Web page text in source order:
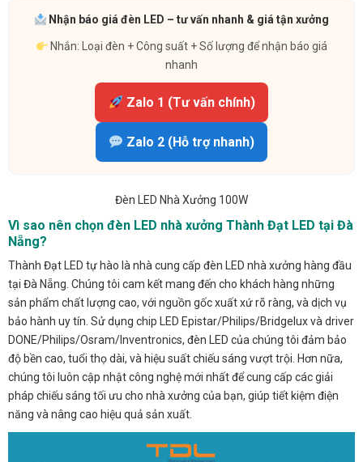
Nhận báo giá đèn LED – tư vấn nhanh & giá tận xưởng
Nhắn: Loại đèn + Công suất + Số lượng để nhận báo giá
nhanh
Zalo 1 (Tư vấn chính)
Zalo 2 (Hỗ trợ nhanh)
Đèn LED Nhà Xưởng 100W
Vì sao nên chọn đèn LED nhà xưởng Thành Đạt LED tại Đà
Nẵng?
Thành Đạt LED tự hào là nhà cung cấp đèn LED nhà xưởng hàng đầu
tại Đà Nẵng. Chúng tôi cam kết mang đến cho khách hàng những
sản phẩm chất lượng cao, với nguồn gốc xuất xứ rõ ràng, và dịch vụ
bảo hành uy tín. Sử dụng chip LED Epistar/Philips/Bridgelux và driver
DONE/Philips/Osram/Inventronics, đèn LED của chúng tôi đảm bảo
độ bền cao, tuổi thọ dài, và hiệu suất chiếu sáng vượt trội. Hơn nữa,
chúng tôi luôn cập nhật công nghệ mới nhất để cung cấp các giải
pháp chiếu sáng tối ưu cho nhà xưởng của bạn, giúp tiết kiệm điện
năng và nâng cao hiệu quả sản xuất.